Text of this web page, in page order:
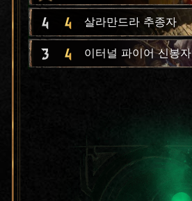
4 4 살라만드라 추종자
3 4 이터널 파이어 신봉자